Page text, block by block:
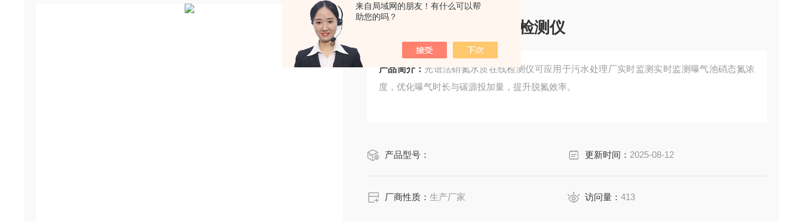
来自局域网的朋友！有什么可以帮
助您的吗？
光谱法硝氮水质在线检测仪
产品简介：光谱法硝氮水质在线检测仪可应用于污水处理厂实时监测实时监测曝气池硝态氮浓
度，优化曝气时长与碳源投加量，提升脱氮效率。
产品型号： 更新时间： 2025-08-12
厂商性质：生产厂家 访问量： 413